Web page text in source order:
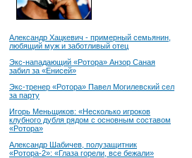
Александр Хацкевич - примерный семьянин,
любящий муж и заботливый отец
Экс-нападающий «Ротора» Анзор Саная
забил за «Енисей»
Экс-тренер «Ротора» Павел Могилевский сел
за парту
Игорь Меньщиков: «Несколько игроков
клубного дубля рядом с основным составом
«Ротора»
Александр Шабичев, полузащитник
«Ротора-2»: «Глаза горели, все бежали»